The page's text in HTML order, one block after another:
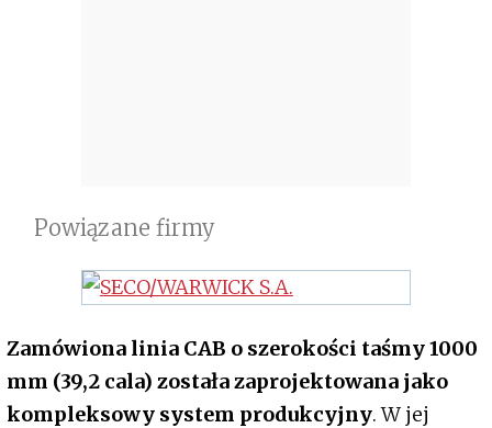
Powiązane firmy
Zamówiona linia CAB o szerokości taśmy 1000
mm (39,2 cala) została zaprojektowana jako
kompleksowy system produkcyjny. W jej